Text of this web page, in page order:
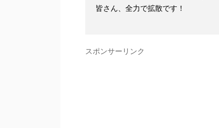
皆さん、全力で拡散です！
スポンサーリンク